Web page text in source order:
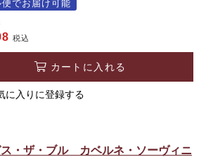
便でお届け可能
税込
カートに入れる
に入りに登録する
・ザ・ブル カベルネ・ソーヴィニ